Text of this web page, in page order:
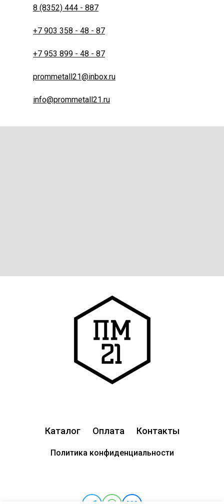
8 (8352) 444 - 887
+7 903 358 - 48 - 87
+7 953 899 - 48 - 87
prommetall21@inbox.ru
info@prommetall21.ru
Каталог Оплата Контакты
Политика конфиденциальности